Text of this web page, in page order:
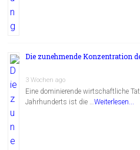
Die zunehmende Konzentration
3 Wochen ago
Eine dominierende wirtschaftliche
Jahrhunderts ist die …Weiterlesen...